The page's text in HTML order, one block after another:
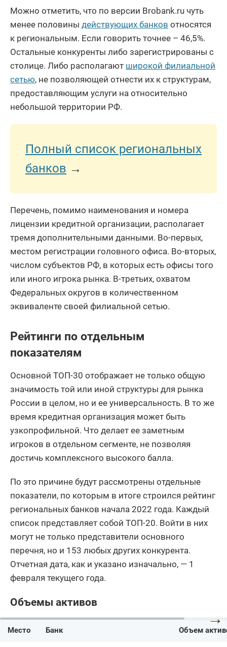
Можно отметить, что по версии Brobank.ru чуть
менее половины действующих банков относятся
к региональным. Если говорить точнее – 46,5%.
Остальные конкуренты либо зарегистрированы с
столице. Либо располагают широкой филиальной
сетью, не позволяющей отнести их к структурам,
предоставляющим услуги на относительно
небольшой территории РФ.
Полный список региональных
банков →
Перечень, помимо наименования и номера
лицензии кредитной организации, располагает
тремя дополнительными данными. Во-первых,
местом регистрации головного офиса. Во-вторых,
числом субъектов РФ, в которых есть офисы того
или иного игрока рынка. В-третьих, охватом
Федеральных округов в количественном
эквиваленте своей филиальной сетью.
Рейтинги по отдельным
показателям
Основной ТОП-30 отображает не только общую
значимость той или иной структуры для рынка
России в целом, но и ее универсальность. В то же
время кредитная организация может быть
узкопрофильной. Что делает ее заметным
игроков в отдельном сегменте, не позволяя
достичь комплексного высокого балла.
По это причине будут рассмотрены отдельные
показатели, по которым в итоге строился рейтинг
региональных банков начала 2022 года. Каждый
список представляет собой ТОП-20. Войти в них
могут не только представители основного
перечня, но и 153 любых других конкурента.
Отчетная дата, как и указано изначально, — 1
февраля текущего года.
Объемы активов
→
Место Банк Объем